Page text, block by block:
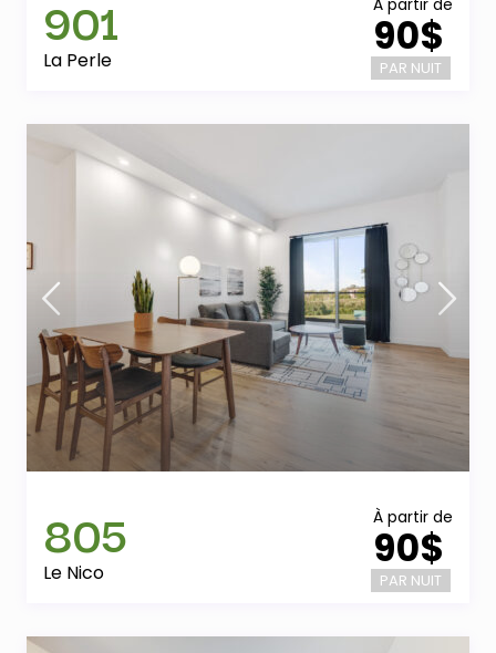
À partir de
90$
PAR NUIT
901
La Perle
À partir de
90$
PAR NUIT
805
Le Nico